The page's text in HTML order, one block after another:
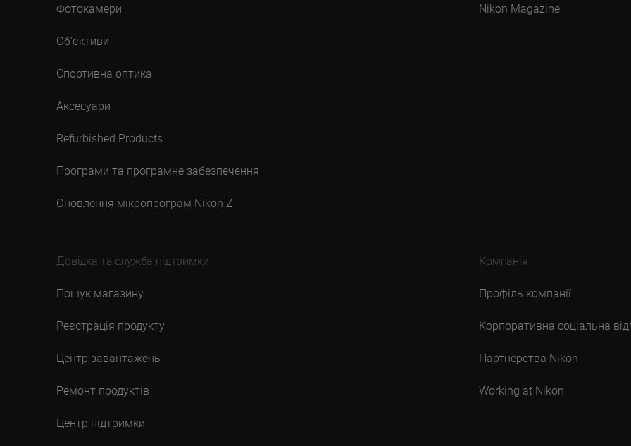
Фотокамери
Об’єктиви
Спортивна оптика
Аксесуари
Refurbished Products
Програми та програмне забезпечення
Оновлення мікропрограм Nikon Z
Nikon Magazine
Довідка та служба підтримки
Пошук магазину
Реєстрація продукту
Центр завантажень
Ремонт продуктів
Центр підтримки
Компанія
Профіль компанії
Корпоративна соціальна
Партнерства Nikon
Working at Nikon